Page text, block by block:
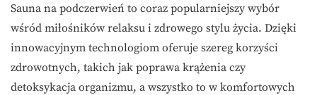
Sauna na podczerwień to coraz popularniejszy wybór
wśród miłośników relaksu i zdrowego stylu życia. Dzięki
innowacyjnym technologiom oferuje szereg korzyści
zdrowotnych, takich jak poprawa krążenia czy
detoksykacja organizmu, a wszystko to w komfortowych